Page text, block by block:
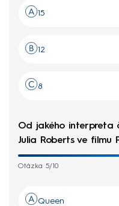
15
12
8
Od jakého interpreta
Julia Roberts ve filmu
Otázka 5/10
Queen